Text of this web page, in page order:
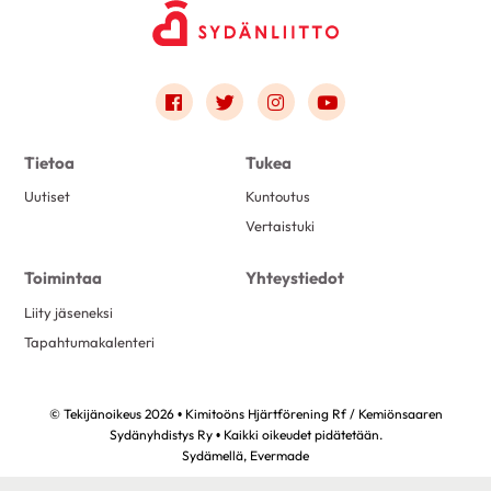
Link to facebook
Link to twitter
Link to instagram
Link to youtube
Tietoa
Uutiset
Tukea
Kuntoutus
Vertaistuki
Toimintaa
Liity jäseneksi
Tapahtumakalenteri
Yhteystiedot
© Tekijänoikeus 2026 • Kimitoöns Hjärtförening Rf / Kemiönsaaren
Sydänyhdistys Ry • Kaikki oikeudet pidätetään.
Sydämellä, Evermade